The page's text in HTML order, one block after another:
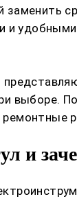
заменить
выборе.
ремонтные
и